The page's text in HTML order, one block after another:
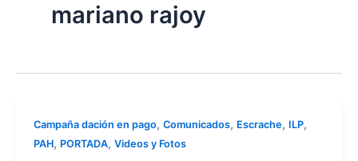
mariano rajoy
Campaña dación en pago, Comunicados, Escrache, ILP,
PAH, PORTADA, Videos y Fotos